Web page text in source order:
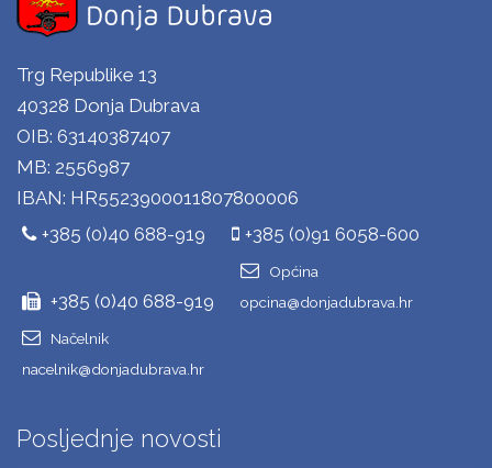
Trg Republike 13
40328 Donja Dubrava
OIB: 63140387407
MB: 2556987
IBAN: HR5523900011807800006
+385 (0)40 688-919
+385 (0)91 6058-600
+385 (0)40 688-919
Općina
opcina@donjadubrava.hr
Načelnik
nacelnik@donjadubrava.hr
Posljednje novosti